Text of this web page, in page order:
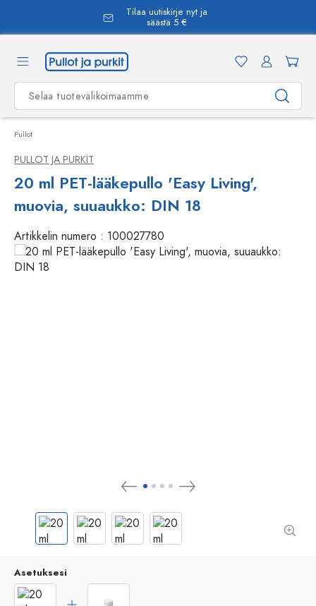
Tilaa uutiskirje nyt ja
säästä 5 €
Pullot
PULLOT JA PURKIT
20 ml PET-lääkepullo 'Easy Living',
muovia, suuaukko: DIN 18
Artikkelin numero : 100027780
Asetuksesi